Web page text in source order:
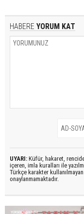
HABERE YORUM KAT
UYARI: Küfür, hakaret,
içeren, imla kuralları ile
Türkçe karakter
onaylanmamaktadır.